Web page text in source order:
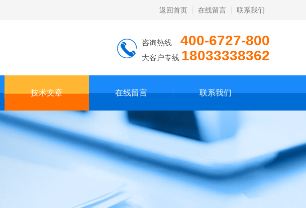
返回首页 在线留言 联系我们
咨询热线 400-6727-800
大客户专线 18033338362
技术文章 在线留言 联系我们